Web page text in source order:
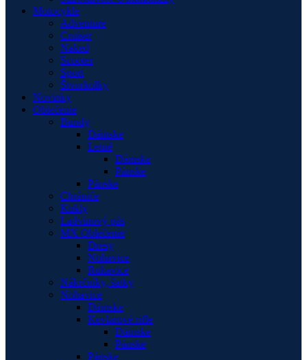
Motocykle
Adventure
Cruiser
Naked
Scooter
Sport
Štvorkolky
Novinky
Oblečenie
Bundy
Dámske
Letné
Dámske
Pánske
Pánske
Chrániče
Kukly
Ladvinový pás
MX Oblečenie
Dresy
Nohavice
Rukavice
Nákrčníky, šatky
Nohavice
Dámske
Kevlarové rifle
Dámske
Pánske
Pánske